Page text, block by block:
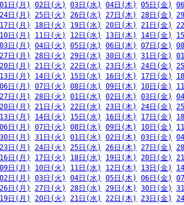
01日(月) 02日(火) 03日(水) 04日(木) 05日(金)
24日(月) 25日(火) 26日(水) 27日(木) 28日(金)
17日(月) 18日(火) 19日(水) 20日(木) 21日(金)
10日(月) 11日(火) 12日(水) 13日(木) 14日(金)
03日(月) 04日(火) 05日(水) 06日(木) 07日(金)
27日(月) 28日(火) 29日(水) 30日(木) 31日(金)
20日(月) 21日(火) 22日(水) 23日(木) 24日(金)
13日(月) 14日(火) 15日(水) 16日(木) 17日(金)
06日(月) 07日(火) 08日(水) 09日(木) 10日(金)
27日(月) 28日(火) 01日(水) 02日(木) 03日(金)
20日(月) 21日(火) 22日(水) 23日(木) 24日(金)
13日(月) 14日(火) 15日(水) 16日(木) 17日(金)
06日(月) 07日(火) 08日(水) 09日(木) 10日(金)
30日(月) 31日(火) 01日(水) 02日(木) 03日(金)
23日(月) 24日(火) 25日(水) 26日(木) 27日(金)
16日(月) 17日(火) 18日(水) 19日(木) 20日(金)
09日(月) 10日(火) 11日(水) 12日(木) 13日(金)
02日(月) 03日(火) 04日(水) 05日(木) 06日(金)
26日(月) 27日(火) 28日(水) 29日(木) 30日(金)
19日(月) 20日(火) 21日(水) 22日(木) 23日(金)